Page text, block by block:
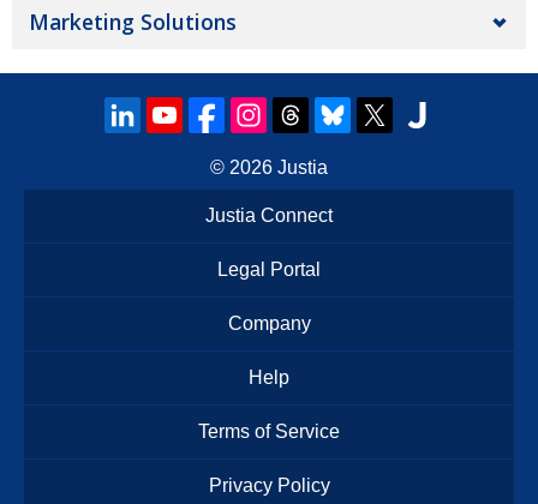
Marketing Solutions
© 2026 Justia
Justia Connect
Legal Portal
Company
Help
Terms of Service
Privacy Policy